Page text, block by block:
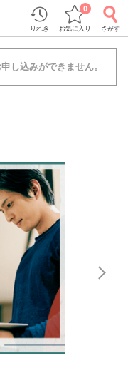
りれき お気に入り
0
さがす
し込みができません。